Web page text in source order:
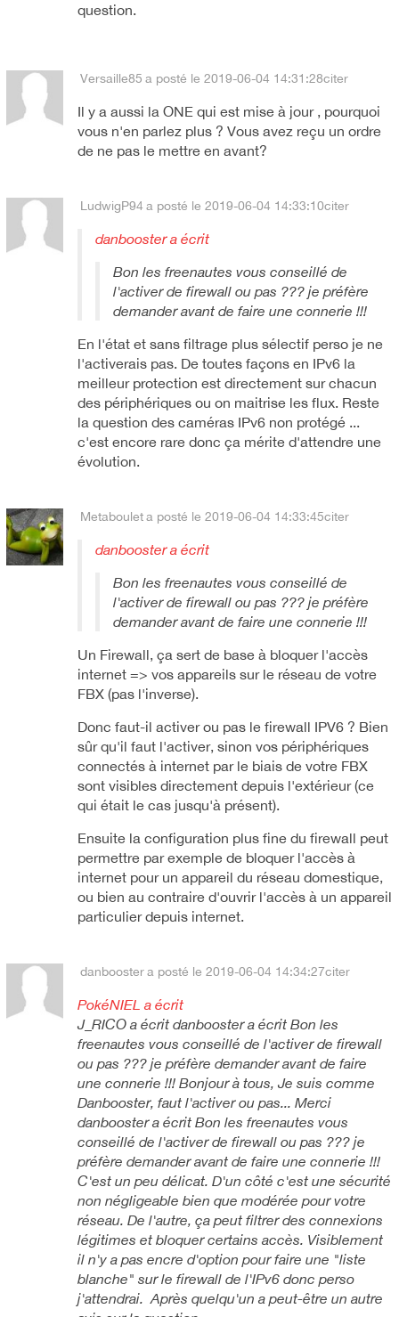
question.
Versaille85 a posté le 2019-06-04 14:31:28citer
Il y a aussi la ONE qui est mise à jour , pourquoi
vous n'en parlez plus ? Vous avez reçu un ordre
de ne pas le mettre en avant?
LudwigP94 a posté le 2019-06-04 14:33:10citer
danbooster a écrit
Bon les freenautes vous conseillé de
l'activer de firewall ou pas ??? je préfère
demander avant de faire une connerie !!!
En l'état et sans filtrage plus sélectif perso je ne
l'activerais pas. De toutes façons en IPv6 la
meilleur protection est directement sur chacun
des périphériques ou on maitrise les flux. Reste
la question des caméras IPv6 non protégé ...
c'est encore rare donc ça mérite d'attendre une
évolution.
Metaboulet a posté le 2019-06-04 14:33:45citer
danbooster a écrit
Bon les freenautes vous conseillé de
l'activer de firewall ou pas ??? je préfère
demander avant de faire une connerie !!!
Un Firewall, ça sert de base à bloquer l'accès
internet => vos appareils sur le réseau de votre
FBX (pas l'inverse).
Donc faut-il activer ou pas le firewall IPV6 ? Bien
sûr qu'il faut l'activer, sinon vos périphériques
connectés à internet par le biais de votre FBX
sont visibles directement depuis l'extérieur (ce
qui était le cas jusqu'à présent).
Ensuite la configuration plus fine du firewall peut
permettre par exemple de bloquer l'accès à
internet pour un appareil du réseau domestique,
ou bien au contraire d'ouvrir l'accès à un appareil
particulier depuis internet.
danbooster a posté le 2019-06-04 14:34:27citer
PokéNIEL a écrit
J_RICO a écrit danbooster a écrit Bon les
freenautes vous conseillé de l'activer de firewall
ou pas ??? je préfère demander avant de faire
une connerie !!! Bonjour à tous, Je suis comme
Danbooster, faut l'activer ou pas... Merci
danbooster a écrit Bon les freenautes vous
conseillé de l'activer de firewall ou pas ??? je
préfère demander avant de faire une connerie !!!
C'est un peu délicat. D'un côté c'est une sécurité
non négligeable bien que modérée pour votre
réseau. De l'autre, ça peut filtrer des connexions
légitimes et bloquer certains accès. Visiblement
il n'y a pas encre d'option pour faire une "liste
blanche" sur le firewall de l'IPv6 donc perso
j'attendrai. Après quelqu'un a peut-être un autre